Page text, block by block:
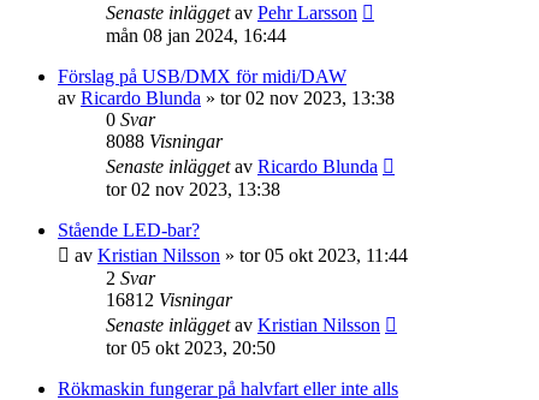
Senaste inläggetav Pehr Larsson
mån 08 jan 2024, 16:44
Förslag på USB/DMX för midi/DAW
av Ricardo Blunda » tor 02 nov 2023, 13:38
0 Svar
8088 Visningar
Senaste inläggetav Ricardo Blunda
tor 02 nov 2023, 13:38
Stående LED-bar?
av Kristian Nilsson » tor 05 okt 2023, 11:44
2 Svar
16812 Visningar
Senaste inläggetav Kristian Nilsson
tor 05 okt 2023, 20:50
Rökmaskin fungerar på halvfart eller inte alls